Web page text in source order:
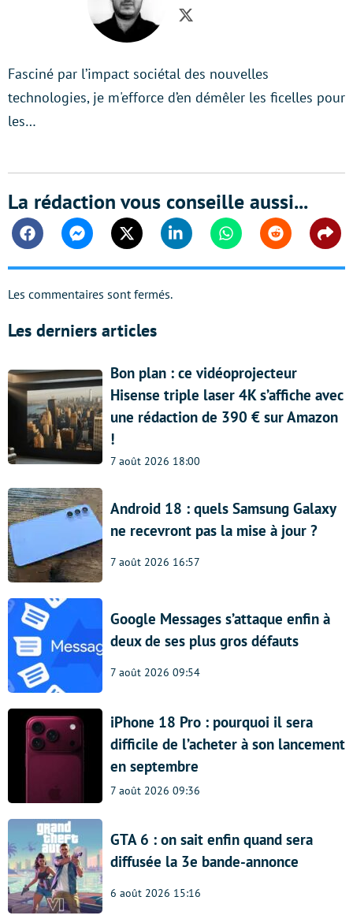
Twitter
Fasciné par l’impact sociétal des nouvelles
technologies, je m'efforce d’en démêler les ficelles pour
les…
La rédaction vous conseille aussi...
FacebookMessengerTwitter Linkedin WhatsappReddit
Les commentaires sont fermés.
Les derniers articles
Bon plan : ce vidéoprojecteur
Hisense triple laser 4K s’affiche avec
une rédaction de 390 € sur Amazon
!
7 août 2026 18:00
Android 18 : quels Samsung Galaxy
ne recevront pas la mise à jour ?
7 août 2026 16:57
Google Messages s’attaque enfin à
deux de ses plus gros défauts
7 août 2026 09:54
iPhone 18 Pro : pourquoi il sera
difficile de l’acheter à son lancement
en septembre
7 août 2026 09:36
GTA 6 : on sait enfin quand sera
diffusée la 3e bande-annonce
6 août 2026 15:16